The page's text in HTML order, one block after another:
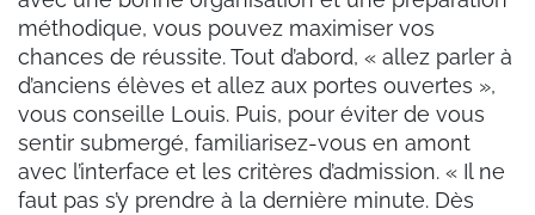
méthodique, vous pouvez maximiser vos
chances de réussite. Tout d’abord, « allez parler à
d’anciens élèves et allez aux portes ouvertes »,
vous conseille Louis. Puis, pour éviter de vous
sentir submergé, familiarisez-vous en amont
avec l’interface et les critères d’admission. « Il ne
faut pas s’y prendre à la dernière minute. Dès